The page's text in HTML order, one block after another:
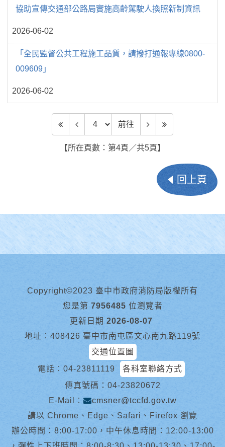
協助宣傳交通部公路局實施高齡駕駛人換照新制資訊
2026-06-02
「全民監督公共工程施工品質，請撥打通報專線0800-
009609」
2026-06-02
前往頁數 前往
【所在頁數：第4頁／共5頁】
回上頁
Copyright©2023 臺中市政府消防局版權所有
您是第 7956485 位瀏覽者
更新日期 2026-08-07
地址︰408426 臺中市南屯區文心南九路119號
交通位置圖
電話︰ 04-23811119
各科室聯絡方式
傳真號碼：04-23820672
E-Mail︰
cmsner@tccfd.gov.tw
請以 Chrome、Edge、Safari、Firefox 瀏覽
辦公時間：8:00-17:00，中午休息時間：12:00-13:00